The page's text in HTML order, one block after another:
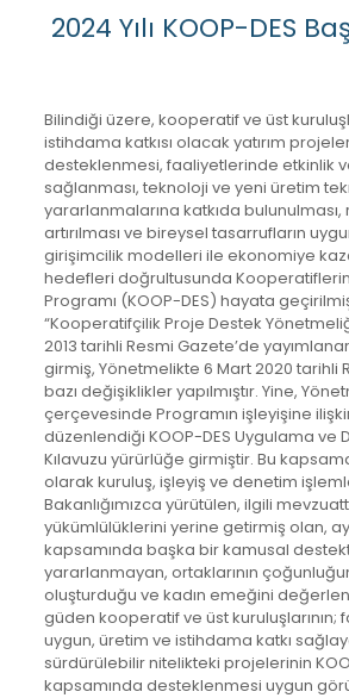
2024 Yılı KOOP-DES
Bilindiği üzere, kooperatif ve üst
istihdama katkısı olacak yatırım
desteklenmesi, faaliyetlerinde etkinlik
sağlanması, teknoloji ve yeni üretim
yararlanmalarına katkıda
artırılması ve bireysel tasarrufların
girişimcilik modelleri ile ekonomiye
hedefleri doğrultusunda
Programı (KOOP-DES) hayata
“Kooperatifçilik Proje Destek
2013 tarihli Resmi Gazete’de
girmiş, Yönetmelikte 6 Mart 2020 tarihli
bazı değişiklikler yapılmıştır. Yine,
çerçevesinde Programın işleyişine
düzenlendiği KOOP-DES Uygulama ve
Kılavuzu yürürlüğe girmiştir. Bu
olarak kuruluş, işleyiş ve denetim
Bakanlığımızca yürütülen, ilgili
yükümlülüklerini yerine getirmiş olan,
kapsamında başka bir kamusal
yararlanmayan, ortaklarının
oluşturduğu ve kadın emeğini
güden kooperatif ve üst kuruluşlarının;
uygun, üretim ve istihdama katkı
sürdürülebilir nitelikteki projelerinin
kapsamında desteklenmesi uygun